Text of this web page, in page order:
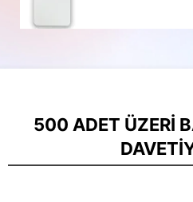
500 ADET ÜZERI